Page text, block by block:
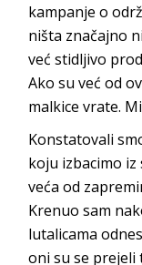
kampanje o
ništa značajno
već stidljivo
Ako su već od
malkice vrate.
Konstatovali
koju izbacimo
veća od
Krenuo sam
lutalicama
oni su se prejeli